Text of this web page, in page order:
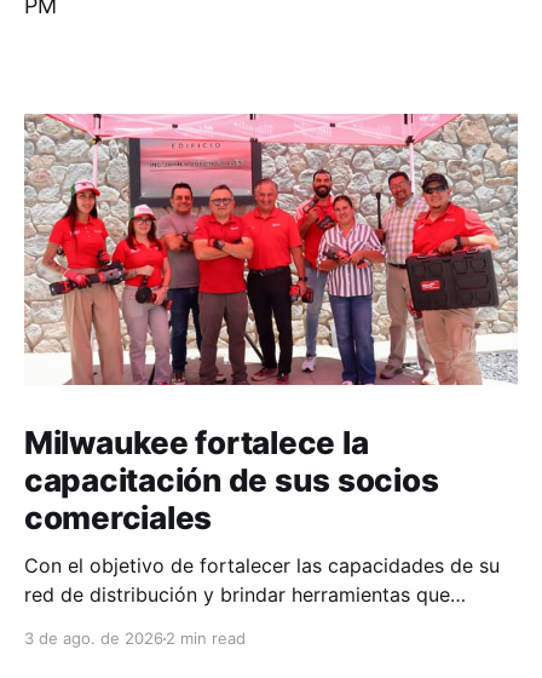
Milwaukee fortalece la
capacitación de sus socios
comerciales
Con el objetivo de fortalecer las capacidades de su
red de distribución y brindar herramientas que
técnico, Milwaukee llevó a cabo una capacitación
3 de ago. de 2026 2 min read